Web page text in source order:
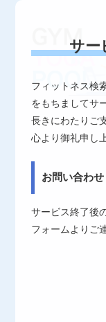
サー
フィットネス検
をもちましてサ
長きにわたりご
心より御礼申し
お問い合わせ
サービス終了後
フォームよりご